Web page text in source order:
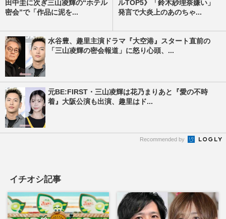
田中圭に次ぎ三山凌輝の“ホテル
密会”で「作品に泥を...
ルTOP5》「鈴木紗理奈嫌い」
発言で大炎上のあのちゃ...
水谷豊、趣里主演ドラマ『大空港』スタート直前の
「三山凌輝の密会報道」に怒り心頭、...
元BE:FIRST・三山凌輝は花乃まりあと『愛の不時
着』大阪公演も出演、趣里はド...
Recommended by
イチオシ記事